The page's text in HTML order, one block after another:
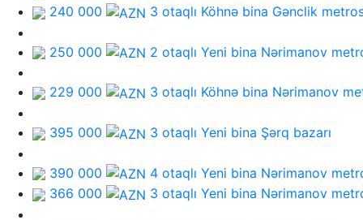
240 000
3 otaqlı Köhnə bina Gənclik
250 000 2 otaqlı Yeni bina Nərimanov
229 000 3 otaqlı Köhnə bina Nərimanov
395 000 3 otaqlı Yeni bina Şərq bazarı
390 000 4 otaqlı Yeni bina Nərimanov
366 000
3 otaqlı Yeni bina Nərimanov